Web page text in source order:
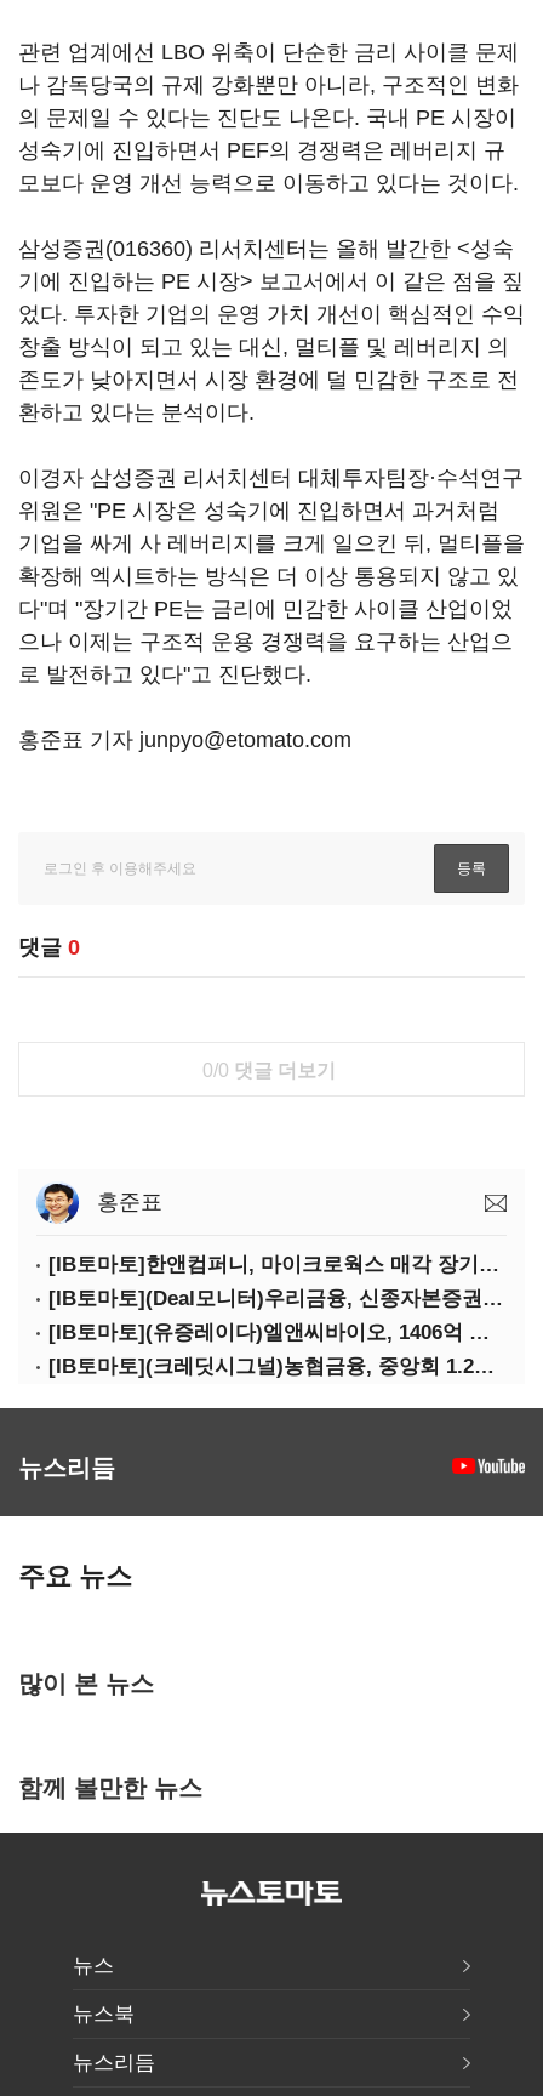
관련 업계에선 LBO 위축이 단순한 금리 사이클 문제
나 감독당국의 규제 강화뿐만 아니라, 구조적인 변화
의 문제일 수 있다는 진단도 나온다. 국내 PE 시장이
성숙기에 진입하면서 PEF의 경쟁력은 레버리지 규
모보다 운영 개선 능력으로 이동하고 있다는 것이다.
삼성증권(016360) 리서치센터는 올해 발간한 <성숙
기에 진입하는 PE 시장> 보고서에서 이 같은 점을 짚
었다. 투자한 기업의 운영 가치 개선이 핵심적인 수익
창출 방식이 되고 있는 대신, 멀티플 및 레버리지 의
존도가 낮아지면서 시장 환경에 덜 민감한 구조로 전
환하고 있다는 분석이다.
이경자 삼성증권 리서치센터 대체투자팀장·수석연구
위원은 "PE 시장은 성숙기에 진입하면서 과거처럼
기업을 싸게 사 레버리지를 크게 일으킨 뒤, 멀티플을
확장해 엑시트하는 방식은 더 이상 통용되지 않고 있
다"며 "장기간 PE는 금리에 민감한 사이클 산업이었
으나 이제는 구조적 운용 경쟁력을 요구하는 산업으
로 발전하고 있다"고 진단했다.
홍준표 기자 junpyo@etomato.com
댓글 0
0/0 댓글 더보기
홍준표
[IB토마토]한앤컴퍼니, 마이크로웍스 매각 장기화 대비…배당 회수판 깔았다
[IB토마토](Deal모니터)우리금융, 신종자본증권 발행했지만 차환금리 '부담'
[IB토마토](유증레이다)엘앤씨바이오, 1406억 유증…최대주주는 절반만 청약
[IB토마토](크레딧시그널)농협금융, 중앙회 1.2조 지원받아 생산적금융 확대
뉴스리듬
주요 뉴스
많이 본 뉴스
함께 볼만한 뉴스
뉴스
뉴스북
뉴스리듬